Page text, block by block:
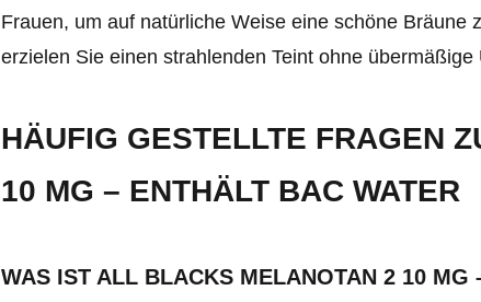
Frauen, um auf natürliche Weise eine schöne
erzielen Sie einen strahlenden Teint ohne übermäßige
HÄUFIG GESTELLTE FRAGEN
10 MG – ENTHÄLT BAC WATER
WAS IST ALL BLACKS MELANOTAN 2 10 MG